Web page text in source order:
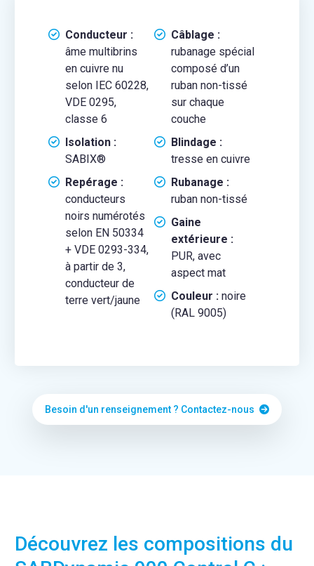
Conducteur :
âme multibrins
en cuivre nu
selon IEC 60228,
VDE 0295,
classe 6
Isolation :
SABIX®
Repérage :
conducteurs
noirs numérotés
selon EN 50334
+ VDE 0293-334,
à partir de 3,
conducteur de
terre vert/jaune
Câblage :
rubanage spécial
composé d’un
ruban non-tissé
sur chaque
couche
Blindage :
tresse en cuivre
Rubanage :
ruban non-tissé
Gaine
extérieure :
PUR, avec
aspect mat
Couleur :noire
(RAL 9005)
Besoin d'un renseignement ? Contactez-nous
Découvrez les compositions du